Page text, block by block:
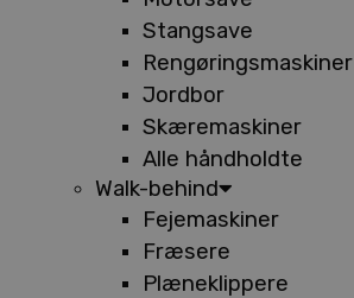
Stangsave
Rengøringsmaskiner
Jordbor
Skæremaskiner
Alle håndholdte
Walk-behind
Fejemaskiner
Fræsere
Plæneklippere